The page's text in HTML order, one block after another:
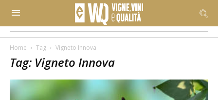
Home Tag Vigneto Innova
Tag: Vigneto Innova